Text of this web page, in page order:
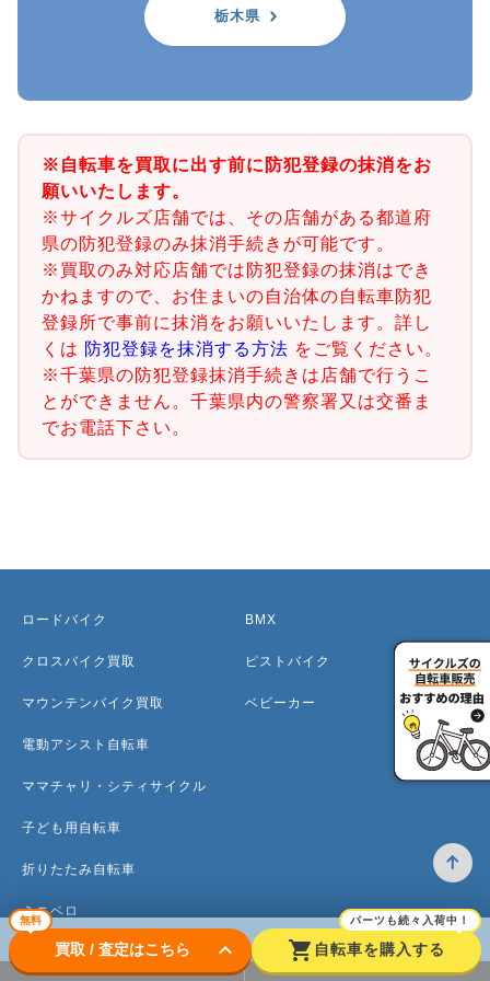
栃木県
※自転車を買取に出す前に防犯登録の抹消をお
願いいたします。
※サイクルズ店舗では、その店舗がある都道府
県の防犯登録のみ抹消手続きが可能です。
※買取のみ対応店舗では防犯登録の抹消はでき
かねますので、お住まいの自治体の自転車防犯
登録所で事前に抹消をお願いいたします。詳し
くは 防犯登録を抹消する方法 をご覧ください。
※千葉県の防犯登録抹消手続きは店舗で行うこ
とができません。千葉県内の警察署又は交番ま
でお電話下さい。
無料
買取 / 査定はこちら keyboard_arrow_down shopping_cart
パーツも続々入荷中！
自転車を購入する
ロードバイク
クロスバイク買取
マウンテンバイク買取
電動アシスト自転車
ママチャリ・シティサイクル
子ども用自転車
折りたたみ自転車
ミニベロ
BMX
ピストバイク
ベビーカー